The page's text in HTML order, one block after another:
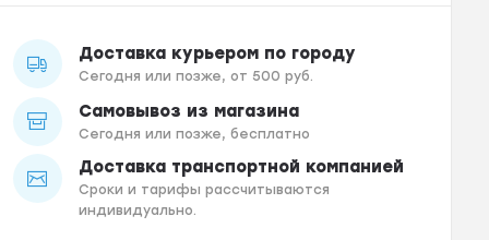
Доставка курьером по городу
Сегодня или позже, от 500 руб.
Самовывоз из магазина
Сегодня или позже, бесплатно
Доставка транспортной компанией
Сроки и тарифы рассчитываются
индивидуально.